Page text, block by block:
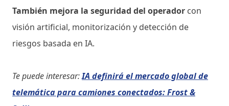
También mejora la seguridad del operador con
visión artificial, monitorización y detección de
riesgos basada en IA.
Te puede interesar:IA definirá el mercado global de
telemática para camiones conectados: Frost &